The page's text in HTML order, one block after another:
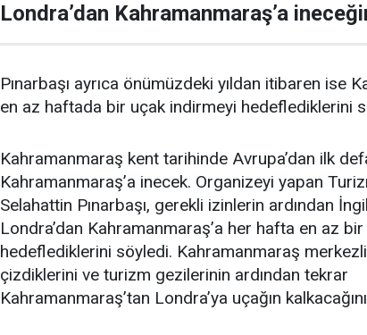
Londra’dan Kahramanmaraş’a
Pınarbaşı ayrıca önümüzdeki yıldan itibaren ise
en az haftada bir uçak indirmeyi hedeflediklerini
Kahramanmaraş kent tarihinde Avrupa’dan ilk
Kahramanmaraş’a inecek. Organizeyi yapan
Selahattin Pınarbaşı, gerekli izinlerin ardından
Londra’dan Kahramanmaraş’a her hafta en az
hedeflediklerini söyledi. Kahramanmaraş
çizdiklerini ve turizm gezilerinin ardından tekrar
Kahramanmaraş’tan Londra’ya uçağın